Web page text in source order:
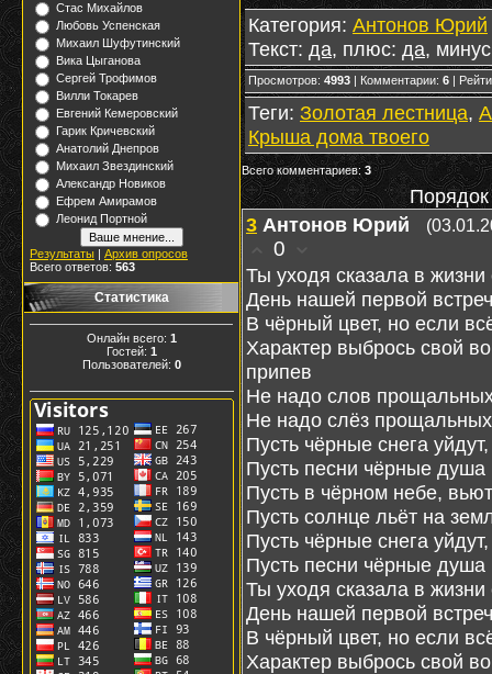
Стас Михайлов
Любовь Успенская
Михаил Шуфутинский
Вика Цыганова
Сергей Трофимов
Вилли Токарев
Евгений Кемеровский
Гарик Кричевский
Анатолий Днепров
Михаил Звездинский
Александр Новиков
Ефрем Амирамов
Леонид Портной
Результаты | Архив опросов
Всего ответов: 563
Статистика
Онлайн всего: 1
Гостей: 1
Пользователей: 0
Категория: Антонов Юрий
Текст: да, плюс: да, минус
Просмотров: 4993 | Комментарии: 6 |
Теги: Золотая лестница,
Крыша дома твоего
Всего комментариев: 3
3 Антонов Юрий
0
Ты уходя сказала в жизни
День нашей первой
В чёрный цвет, но если
Характер выбрось свой
припев
Не надо слов
Не надо слёз
Пусть чёрные снега
Пусть песни чёрные душа
Пусть в чёрном небе,
Пусть солнце льёт на
Пусть чёрные снега
Пусть песни чёрные душа
Ты уходя сказала в жизни
День нашей первой
В чёрный цвет, но если
Характер выбрось свой